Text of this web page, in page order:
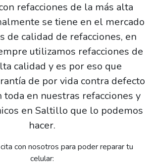
refacciones de la más alta
se tiene en el mercado
de calidad de refacciones, en
utilizamos refacciones de
calidad y es por eso que
de por vida contra defecto
toda en nuestras refacciones y
en Saltillo que lo podemos
hacer.
con nosotros para poder reparar tu
celular: